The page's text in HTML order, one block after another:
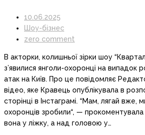
10.06.2025
Шоу-бізнес
zero comment
В акторки, колишньої зірки шоу
з’явилися янголи-охоронці на випадок
атак на Київ. Про це повідомляє
відео, яке Кравець опублікувала в
сторінці в Інстаграмі. “Мам, лягай вже,
охоронців зробили“, —
вона у ліжку, а над головою у…